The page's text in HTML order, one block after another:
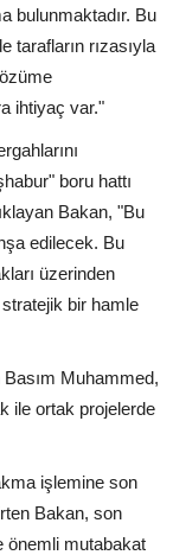
bulunmaktadır. Bu
rızasıyla
ihtiyaç var."
boru hattı
Bakan, "Bu
edilecek. Bu
üzerinden
bir hamle
Muhammed,
ile ortak projelerde
işlemine son
Bakan, son
önemli mutabakat